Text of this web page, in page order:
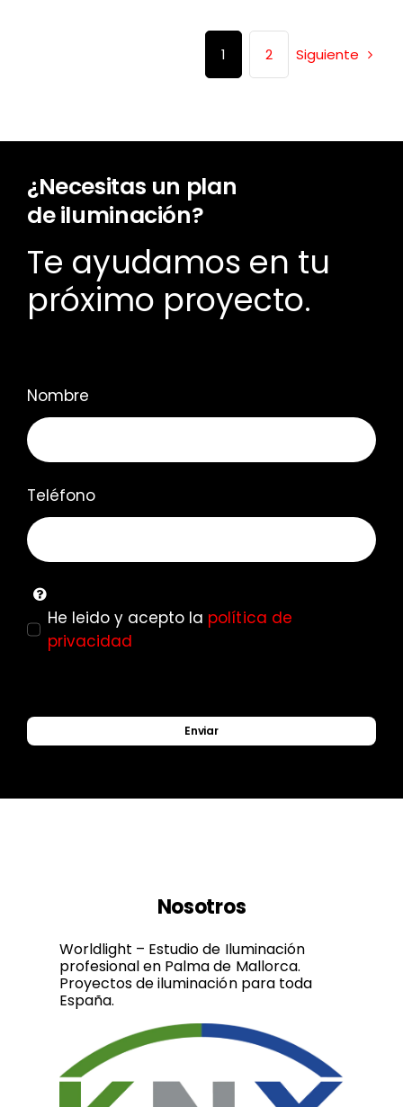
1 2 Siguiente
¿Necesitas un plan
de iluminación?
Te ayudamos en tu
próximo proyecto.
Nombre
Teléfono
He leido y acepto la política de
privacidad
Enviar
Nosotros
Worldlight – Estudio de Iluminación
profesional en Palma de Mallorca.
Proyectos de iluminación para toda
España.